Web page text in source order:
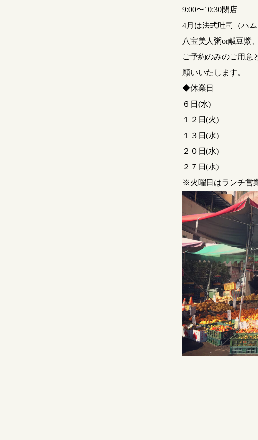
9:00〜10:30閉店
4月は法式吐司（ハ
八宝美人粥or鹹豆漿
ご予約のみのご用意
願いいたします。
◆休業日
６日(水)
１２日(火)
１３日(水)
２０日(水)
２７日(水)
※火曜日はランチ営